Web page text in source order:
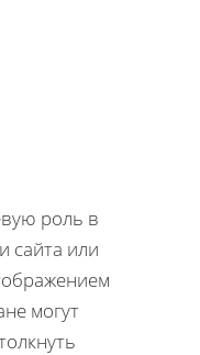
роль в
сайта или
могут